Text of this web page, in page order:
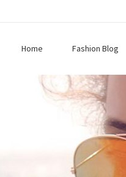
Home Fashion Blog